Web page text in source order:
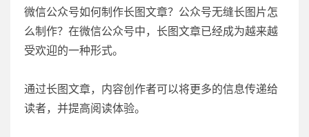
微信公众号如何制作长图文章？公众号无缝长图片怎
么制作？在微信公众号中，长图文章已经成为越来越
受欢迎的一种形式。
通过长图文章，内容创作者可以将更多的信息传递给
读者，并提高阅读体验。